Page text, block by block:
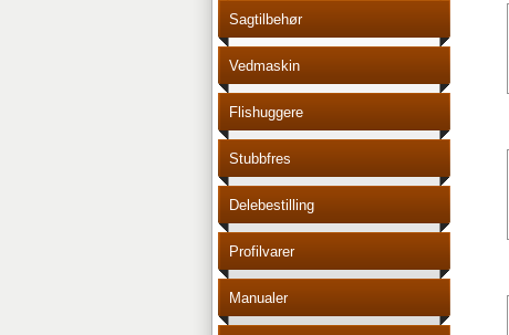
Sagtilbehør
Vedmaskin
Flishuggere
Stubbfres
Delebestilling
Profilvarer
Manualer